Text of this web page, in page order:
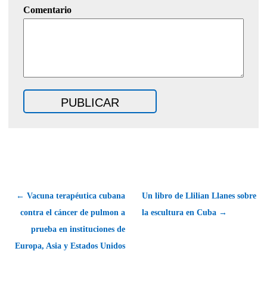
Comentario
← Vacuna terapéutica cubana
contra el cáncer de pulmon a
prueba en instituciones de
Europa, Asia y Estados Unidos
Un libro de Llilian Llanes sobre
la escultura en Cuba →